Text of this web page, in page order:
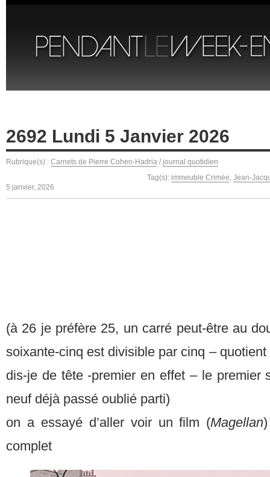
2692 Lundi 5 Janvier 2026
Rubrique(s) : Carnets de Pierre Cohen-Hadria / journal quotidien
Tag(s): immeuble Crimée, Jean-
5 janvier, 2026
(à 26 je préfère 25, un carré peut-être au
soixante-cinq est divisible par cinq –
dis-je de tête -premier en effet – le premier
neuf déjà passé oublié parti)
on a essayé d’aller voir un film (Magellan
complet